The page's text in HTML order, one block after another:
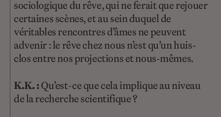
sociologique du rêve, qui ne ferait que rejouer
certaines scènes, et au sein duquel de
véritables rencontres d’âmes ne peuvent
advenir : le rêve chez nous n’est qu’un huis-
clos entre nos projections et nous-mêmes.
K.K. :Qu’est-ce que cela implique au niveau
de la recherche scientifique ?